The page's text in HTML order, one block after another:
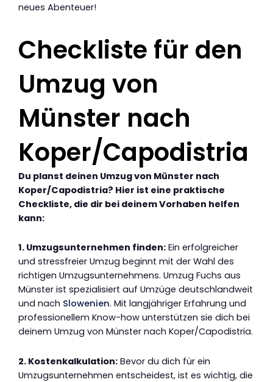
neues Abenteuer!
Checkliste für den
Umzug von
Münster nach
Koper/Capodistria
Du planst deinen Umzug von Münster nach
Koper/Capodistria? Hier ist eine praktische
Checkliste, die dir bei deinem Vorhaben helfen
kann:
1. Umzugsunternehmen finden: Ein erfolgreicher
und stressfreier Umzug beginnt mit der Wahl des
richtigen Umzugsunternehmens. Umzug Fuchs aus
Münster ist spezialisiert auf Umzüge deutschlandweit
und nach Slowenien. Mit langjähriger Erfahrung und
professionellem Know-how unterstützen sie dich bei
deinem Umzug von Münster nach Koper/Capodistria.
2. Kostenkalkulation: Bevor du dich für ein
Umzugsunternehmen entscheidest, ist es wichtig, die